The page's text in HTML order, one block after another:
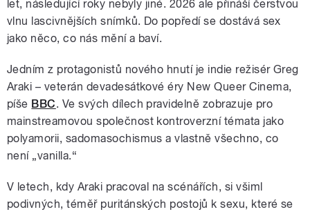
let, následující roky nebyly jiné. 2026 ale přináší čerstvou
vlnu lascivnějších snímků. Do popředí se dostává sex
jako něco, co nás mění a baví.
Jedním z protagonistů nového hnutí je indie režisér Greg
Araki – veterán devadesátkové éry New Queer Cinema,
píše BBC. Ve svých dílech pravidelně zobrazuje pro
mainstreamovou společnost kontroverzní témata jako
polyamorii, sadomasochismus a vlastně všechno, co
není „vanilla.“
V letech, kdy Araki pracoval na scénářích, si všiml
podivných, téměř puritánských postojů k sexu, které se